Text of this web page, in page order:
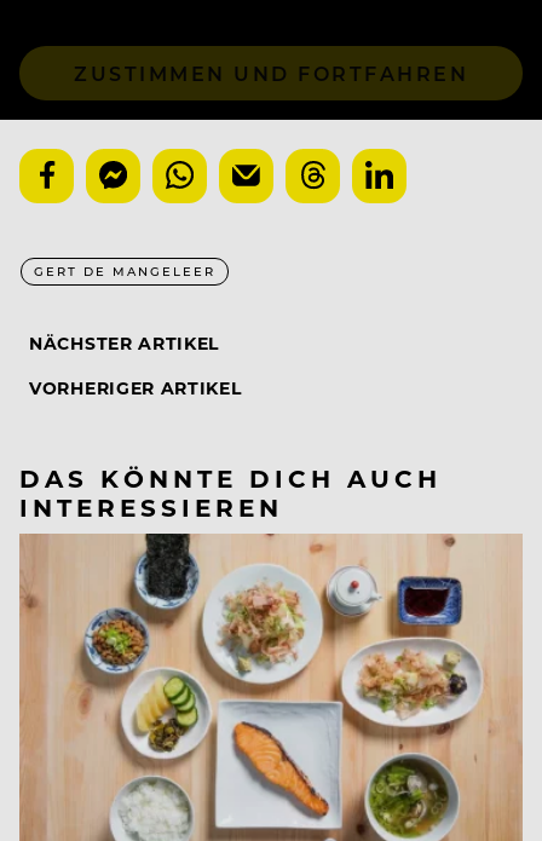
ZUSTIMMEN UND FORTFAHREN
GERT DE MANGELEER
NÄCHSTER ARTIKEL
VORHERIGER ARTIKEL
DAS KÖNNTE DICH AUCH
INTERESSIEREN